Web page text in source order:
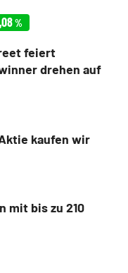
%
feiert
drehen auf
kaufen wir
mit bis zu 210